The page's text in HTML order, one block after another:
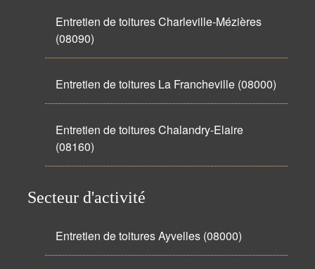
Entretien de toitures Charleville-Mézières
(08090)
Entretien de toitures La Francheville (08000)
Entretien de toitures Chalandry-Elaire
(08160)
Secteur d'activité
Entretien de toitures Ayvelles (08000)